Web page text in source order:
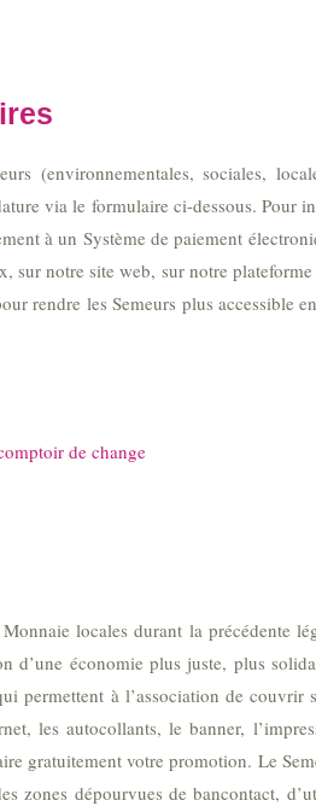
(environnementales, sociales,
via le formulaire ci-dessous. Pour
à un Système de paiement
sur notre site web, sur notre plateforme
rendre les Semeurs plus accessible
de change
locales durant la précédente
d’une économie plus juste, plus
permettent à l’association de couvrir
les autocollants, le banner,
gratuitement votre promotion. Le
zones dépourvues de bancontact,